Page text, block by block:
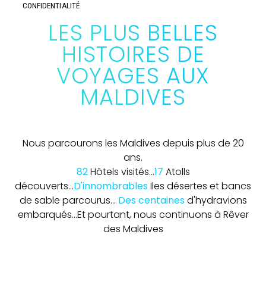
CONFIDENTIALITÉ
LES PLUS BELLES
HISTOIRES DE
VOYAGES AUX
MALDIVES
Nous parcourons les Maldives depuis plus de 20
ans.
82Hôtels visités...17 Atolls
découverts...D'innombrablesIles désertes et bancs
de sable parcourus... Des centainesd'hydravions
embarqués...Et pourtant, nous continuons à Rêver
des Maldives